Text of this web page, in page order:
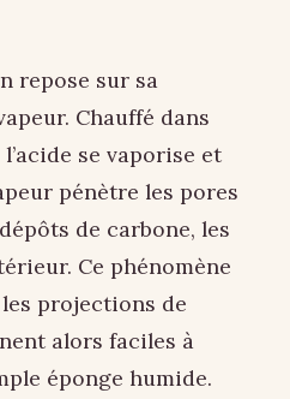
repose sur sa
Chauffé dans
se vaporise et
pénètre les pores
de carbone, les
Ce phénomène
projections de
alors faciles à
éponge humide.